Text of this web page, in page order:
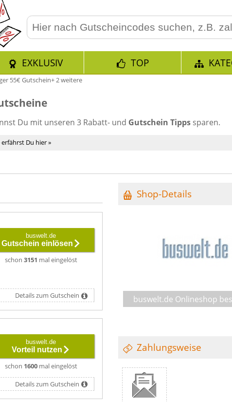
EXKLUSIV TOP
55€ Gutschein+ 2 weitere
Du mit unseren 3 Rabatt- und Gutschein Tipps sparen.
Du hier »
buswelt.de
Gutschein einlösen
schon 3151 mal eingelöst
Details zum Gutschein
buswelt.de
Vorteil nutzen
schon 1600mal eingelöst
Details zum Gutschein
Shop-Details
buswelt.de Onlineshop
Zahlungsweise